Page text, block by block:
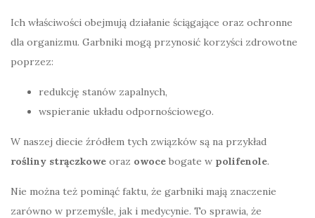
Ich właściwości obejmują działanie ściągające oraz ochronne
dla organizmu. Garbniki mogą przynosić korzyści zdrowotne
poprzez:
redukcję stanów zapalnych,
wspieranie układu odpornościowego.
W naszej diecie źródłem tych związków są na przykład
rośliny strączkowe oraz owoce bogate w polifenole.
Nie można też pominąć faktu, że garbniki mają znaczenie
zarówno w przemyśle, jak i medycynie. To sprawia, że